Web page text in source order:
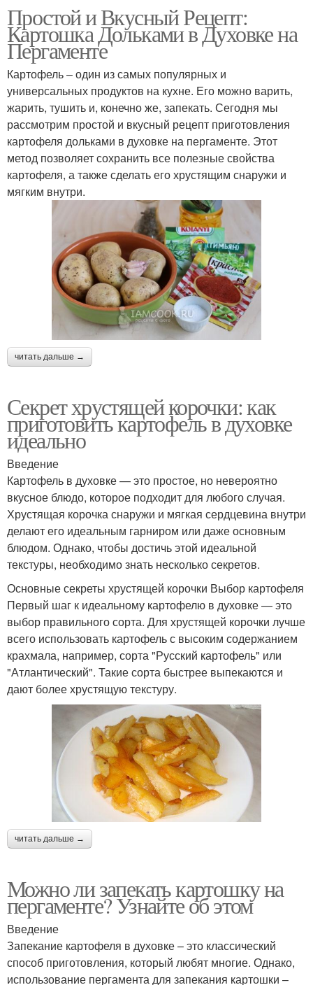
Простой и Вкусный Рецепт:
Картошка Дольками в Духовке на
Пергаменте
Картофель – один из самых популярных и
универсальных продуктов на кухне. Его можно варить,
жарить, тушить и, конечно же, запекать. Сегодня мы
рассмотрим простой и вкусный рецепт приготовления
картофеля дольками в духовке на пергаменте. Этот
метод позволяет сохранить все полезные свойства
картофеля, а также сделать его хрустящим снаружи и
мягким внутри.
читать дальше →
Секрет хрустящей корочки: как
приготовить картофель в духовке
идеально
Введение
Картофель в духовке — это простое, но невероятно
вкусное блюдо, которое подходит для любого случая.
Хрустящая корочка снаружи и мягкая сердцевина внутри
делают его идеальным гарниром или даже основным
блюдом. Однако, чтобы достичь этой идеальной
текстуры, необходимо знать несколько секретов.
Основные секреты хрустящей корочки Выбор картофеля
Первый шаг к идеальному картофелю в духовке — это
выбор правильного сорта. Для хрустящей корочки лучше
всего использовать картофель с высоким содержанием
крахмала, например, сорта "Русский картофель" или
"Атлантический". Такие сорта быстрее выпекаются и
дают более хрустящую текстуру.
читать дальше →
Можно ли запекать картошку на
пергаменте? Узнайте об этом
Введение
Запекание картофеля в духовке – это классический
способ приготовления, который любят многие. Однако,
использование пергамента для запекания картошки –